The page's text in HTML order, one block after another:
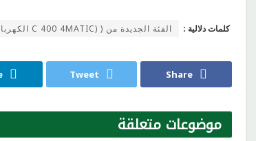
كلمات دلالية : الفئة الجديدة من ( (C 400 4MATIC الكهربائية
Share
Tweet
موضوعات متعلقة